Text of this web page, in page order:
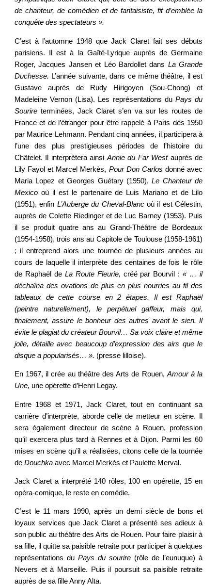
de chanteur, de comédien et de fantaisiste, fit d’emblée la
conquête des spectateurs ».
C’est à l’automne 1948 que Jack Claret fait ses débuts
parisiens. Il est à la Gaîté-Lyrique auprès de Germaine
Roger, Jacques Jansen et Léo Bardollet dans La Grande
Duchesse. L’année suivante, dans ce même théâtre, il est
Gustave auprès de Rudy Hirigoyen (Sou-Chong) et
Madeleine Vernon (Lisa). Les représentations du Pays du
Sourire terminées, Jack Claret s’en va sur les routes de
France et de l’étranger pour être rappelé à Paris dès 1950
par Maurice Lehmann. Pendant cinq années, il participera à
l’une des plus prestigieuses périodes de l’histoire du
Châtelet. Il interprétera ainsi Annie du Far West auprès de
Lily Fayol et Marcel Merkès, Pour Don Carlos donné avec
Maria Lopez et Georges Guétary (1950),Le Chanteur de
Mexico où il est le partenaire de Luis Mariano et de Lilo
(1951), enfin L’Auberge du Cheval-Blanc où il est Célestin,
auprès de Colette Riedinger et de Luc Barney (1953). Puis
il se produit quatre ans au Grand-Théâtre de Bordeaux
(1954-1958), trois ans au Capitole de Toulouse (1958-1961)
; il entreprend alors une tournée de plusieurs années au
cours de laquelle il interprète des centaines de fois le rôle
de Raphaël de La Route Fleurie, créé par Bourvil :« … il
déchaîna des ovations de plus en plus nourries au fil des
tableaux de cette course en 2 étapes. Il est Raphaël
(peintre naturellement), le perpétuel gaffeur, mais qui,
finalement, assure le bonheur des autres avant le sien. Il
évite le plagiat du créateur Bourvil… Sa voix claire et même
jolie, détaille avec beaucoup d’expression des airs que le
disque a popularisés… ». (presse lilloise).
En 1967, il crée au théâtre des Arts de Rouen, Amour à la
Une, une opérette d’Henri Legay.
Entre 1968 et 1971, Jack Claret, tout en continuant sa
carrière d’interprète, aborde celle de metteur en scène. Il
sera également directeur de scène à Rouen, profession
qu’il exercera plus tard à Rennes et à Dijon. Parmi les 60
mises en scène qu’il a réalisées, citons celle de la tournée
de Douchka avec Marcel Merkès et Paulette Merval.
Jack Claret a interprété 140 rôles, 100 en opérette, 15 en
opéra-comique, le reste en comédie.
C’est le 11 mars 1990, après un demi siècle de bons et
loyaux services que Jack Claret a présenté ses adieux à
son public au théâtre des Arts de Rouen. Pour faire plaisir à
sa fille, il quitte sa paisible retraite pour participer à quelques
représentations du Pays du sourire (rôle de l’eunuque) à
Nevers et à Marseille. Puis il poursuit sa paisible retraite
auprès de sa fille Anny Alta.